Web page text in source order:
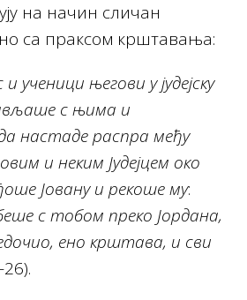
на начин сличан
са праксом крштавања:
ученици његови у јудејску
с њима и
настаде распра међу
и неким Јудејцем око
Јовану и рекоше му:
с тобом преко Јордана,
ено крштава, и сви